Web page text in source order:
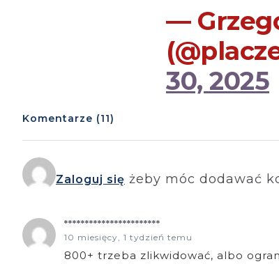
—
30, 2025
Komentarze (11)
Zaloguj się żeby móc dodawać
***********************
10 miesięcy, 1 tydzień temu
800+ trzeba zlikwidować, albo